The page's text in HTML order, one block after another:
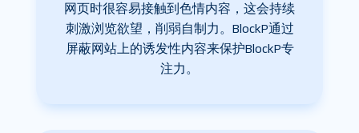
网页时很容易接触到色情内容，这会持续
刺激浏览欲望，削弱自制力。BlockP通过
屏蔽网站上的诱发性内容来保护BlockP专
注力。